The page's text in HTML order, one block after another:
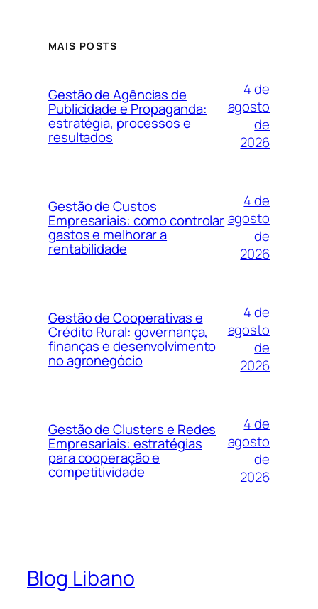
MAIS POSTS
Gestão de Agências de
Publicidade e Propaganda:
estratégia, processos e
resultados
4 de
agosto
de
2026
Gestão de Custos
Empresariais: como controlar
gastos e melhorar a
rentabilidade
4 de
agosto
de
2026
Gestão de Cooperativas e
Crédito Rural: governança,
finanças e desenvolvimento
no agronegócio
4 de
agosto
de
2026
Gestão de Clusters e Redes
Empresariais: estratégias
para cooperação e
competitividade
4 de
agosto
de
2026
Blog Libano